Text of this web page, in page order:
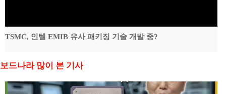
TSMC, 인텔 EMIB 유사 패키징 기술 개발 중?
보드나라 많이 본 기사